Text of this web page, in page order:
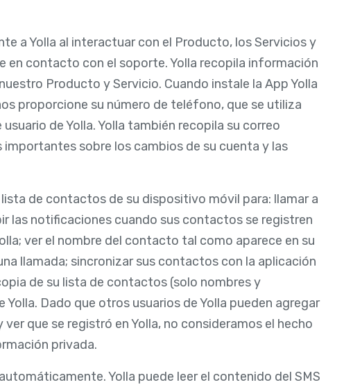
a Yolla al interactuar con el Producto, los Servicios y
en contacto con el soporte. Yolla recopila información
Producto y Servicio. Cuando instale la App Yolla
proporcione su número de teléfono, que se utiliza
de Yolla. Yolla también recopila su correo
sobre los cambios de su cuenta y las
de contactos de su dispositivo móvil para: llamar a
las notificaciones cuando sus contactos se registren
ver el nombre del contacto tal como aparece en su
llamada; sincronizar sus contactos con la aplicación
de su lista de contactos (solo nombres y
Dado que otros usuarios de Yolla pueden agregar
que se registró en Yolla, no consideramos el hecho
privada.
Yolla puede leer el contenido del SMS